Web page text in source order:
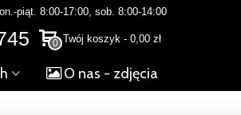
piąt. 8:00-17:00, sob. 8:00-14:00
0 Twój koszyk - 0,00 zł
O nas - zdjęcia